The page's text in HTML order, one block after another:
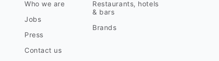
Who we are
Jobs
Press
Contact us
Restaurants, hotels
& bars
Brands